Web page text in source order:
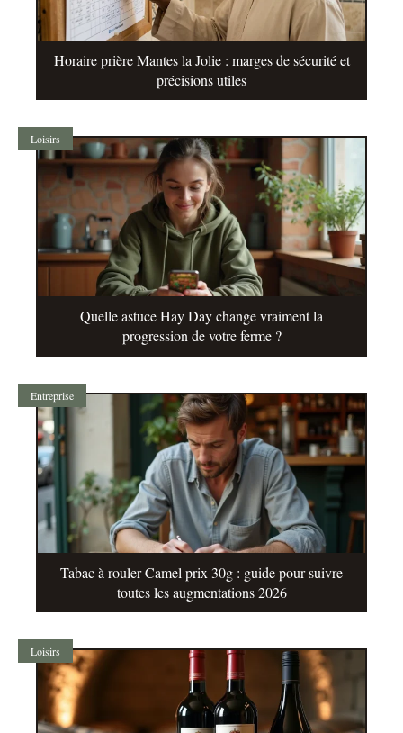
Horaire prière Mantes la Jolie : marges de sécurité et
précisions utiles
Loisirs
Quelle astuce Hay Day change vraiment la
progression de votre ferme ?
Entreprise
Tabac à rouler Camel prix 30g : guide pour suivre
toutes les augmentations 2026
Loisirs